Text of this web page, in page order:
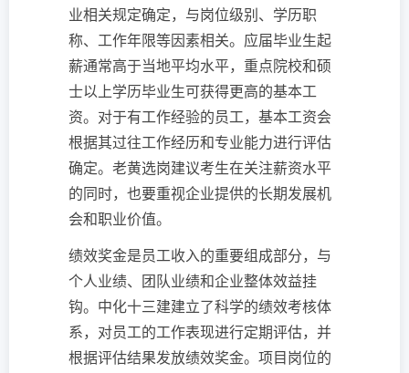
业相关规定确定，与岗位级别、学历职
称、工作年限等因素相关。应届毕业生起
薪通常高于当地平均水平，重点院校和硕
士以上学历毕业生可获得更高的基本工
资。对于有工作经验的员工，基本工资会
根据其过往工作经历和专业能力进行评估
确定。老黄选岗建议考生在关注薪资水平
的同时，也要重视企业提供的长期发展机
会和职业价值。
绩效奖金是员工收入的重要组成部分，与
个人业绩、团队业绩和企业整体效益挂
钩。中化十三建建立了科学的绩效考核体
系，对员工的工作表现进行定期评估，并
根据评估结果发放绩效奖金。项目岗位的